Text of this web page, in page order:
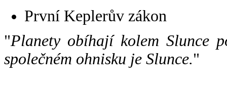
První Keplerův zákon
"Planety obíhají kolem Slunce
společném ohnisku je Slunce."